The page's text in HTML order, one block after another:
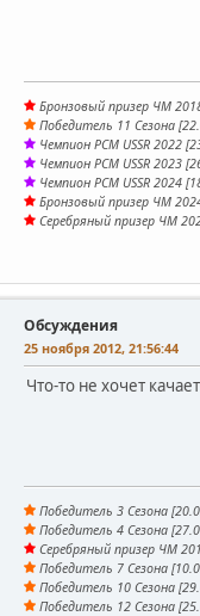
Бронзовый призер ЧМ
Победитель 11 Сезона
Чемпион PCM USSR 2022
Чемпион PCM USSR 2023
Чемпион PCM USSR 2024
Бронзовый призер ЧМ
Серебряный призер ЧМ
Обсуждения
25 ноября 2012, 21:56:44
Что-то не хочет
Победитель 3 Сезона
Победитель 4 Сезона
Серебряный призер ЧМ
Победитель 7 Сезона
Победитель 10 Сезона
Победитель 12 Сезона